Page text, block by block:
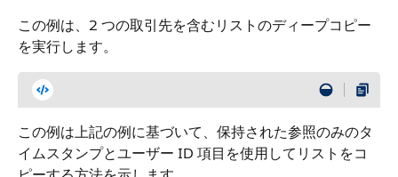
この例は、2 つの取引先を含むリストのディープコピー
を実行します。
この例は上記の例に基づいて、保持された参照のみのタ
イムスタンプとユーザー ID 項目を使用してリストをコ